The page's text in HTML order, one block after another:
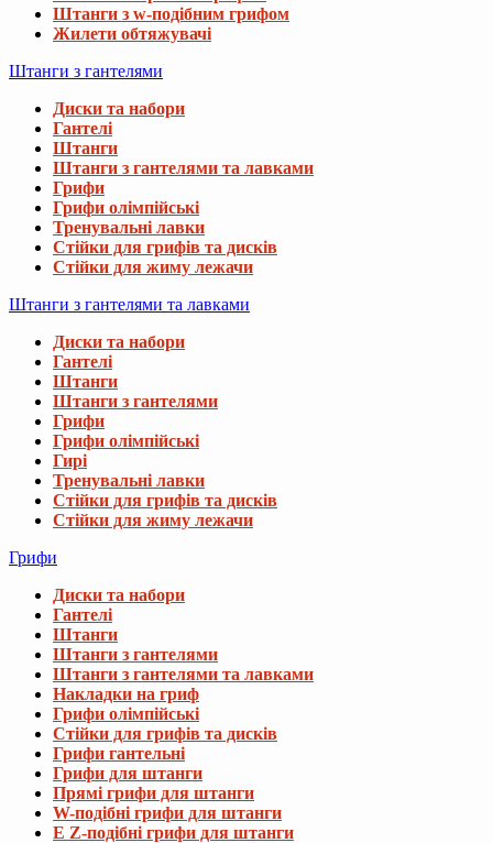
Штанги з w-подібним грифом
Жилети обтяжувачі
Штанги з гантелями
Диски та набори
Гантелі
Штанги
Штанги з гантелями та лавками
Грифи
Грифи олімпійські
Тренувальні лавки
Стійки для грифів та дисків
Стійки для жиму лежачи
Штанги з гантелями та лавками
Диски та набори
Гантелі
Штанги
Штанги з гантелями
Грифи
Грифи олімпійські
Гирі
Тренувальні лавки
Стійки для грифів та дисків
Стійки для жиму лежачи
Грифи
Диски та набори
Гантелі
Штанги
Штанги з гантелями
Штанги з гантелями та лавками
Накладки на гриф
Грифи олімпійські
Стійки для грифів та дисків
Грифи гантельні
Грифи для штанги
Прямі грифи для штанги
W-подібні грифи для штанги
E Z-подібні грифи для штанги